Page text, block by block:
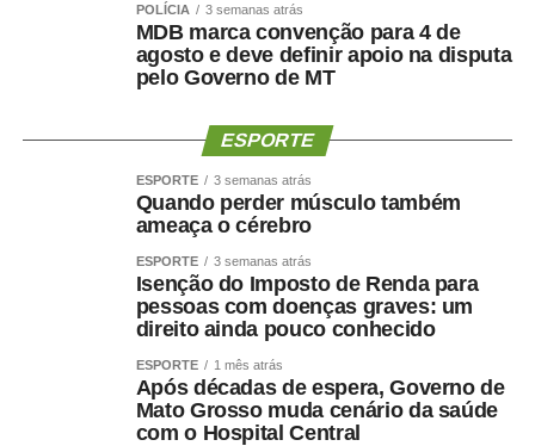
COMENTE ABAIXO:
WhatsApp
Facebook
Twitter
Messenger
LinkedIn
Share
POLÍCIA 3 semanas atrás
MDB marca convenção para 4 de
agosto e deve definir apoio na disputa
pelo Governo de MT
ESPORTE
ESPORTE 3 semanas atrás
Quando perder músculo também
ameaça o cérebro
ESPORTE 3 semanas atrás
Isenção do Imposto de Renda para
pessoas com doenças graves: um
direito ainda pouco conhecido
ESPORTE 1 mês atrás
Após décadas de espera, Governo de
Mato Grosso muda cenário da saúde
com o Hospital Central